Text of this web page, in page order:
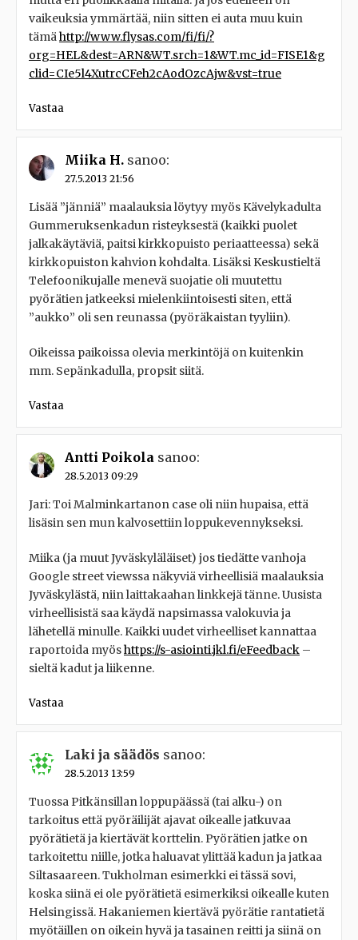
vaikeuksia ymmärtää, niin sitten ei auta muu kuin
tämähttp://www.flysas.com/fi/fi/?
org=HEL&dest=ARN&WT.srch=1&WT.mc_id=FISE1&g
clid=CIe5l4XutrcCFeh2cAodOzcAjw&vst=true
Vastaa
Miika H. sanoo:
27.5.2013 21:56
Lisää ”jänniä” maalauksia löytyy myös Kävelykadulta
Gummeruksenkadun risteyksestä (kaikki puolet
jalkakäytäviä, paitsi kirkkopuisto periaatteessa) sekä
kirkkopuiston kahvion kohdalta. Lisäksi Keskustieltä
Telefoonikujalle menevä suojatie oli muutettu
pyörätien jatkeeksi mielenkiintoisesti siten, että
”aukko” oli sen reunassa (pyöräkaistan tyyliin).
Oikeissa paikoissa olevia merkintöjä on kuitenkin
mm. Sepänkadulla, propsit siitä.
Vastaa
Antti Poikola sanoo:
28.5.2013 09:29
Jari: Toi Malminkartanon case oli niin hupaisa, että
lisäsin sen mun kalvosettiin loppukevennykseksi.
Miika (ja muut Jyväskyläläiset) jos tiedätte vanhoja
Google street viewssa näkyviä virheellisiä maalauksia
Jyväskylästä, niin laittakaahan linkkejä tänne. Uusista
virheellisistä saa käydä napsimassa valokuvia ja
lähetellä minulle. Kaikki uudet virheelliset kannattaa
raportoida myöshttps://s-asiointi.jkl.fi/eFeedback –
sieltä kadut ja liikenne.
Vastaa
Laki ja säädös sanoo:
28.5.2013 13:59
Tuossa Pitkänsillan loppupäässä (tai alku-) on
tarkoitus että pyöräilijät ajavat oikealle jatkuvaa
pyörätietä ja kiertävät korttelin. Pyörätien jatke on
tarkoitettu niille, jotka haluavat ylittää kadun ja jatkaa
Siltasaareen. Tukholman esimerkki ei tässä sovi,
koska siinä ei ole pyörätietä esimerkiksi oikealle kuten
Helsingissä. Hakaniemen kiertävä pyörätie rantatietä
myötäillen on oikein hyvä ja tasainen reitti ja siinä on